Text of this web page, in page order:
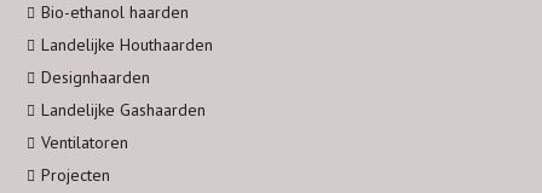
e
b
o
o
k
t
a
g
r
a
m
k
e
d
I
t
e
e
u
Bio-ethanol haarden
Landelijke Houthaarden
Designhaarden
Landelijke Gashaarden
Ventilatoren
Projecten